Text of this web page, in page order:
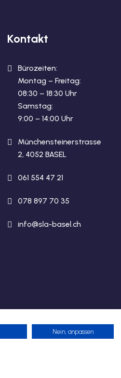
Kontakt
Bürozeiten:
Montag – Freitag:
08:30 – 18:30 Uhr
Samstag:
9:00 – 14:00 Uhr
Münchensteinerstrasse
2, 4052 BASEL
061 554 47 21
078 897 70 35
info@sla-basel.ch
Nein, anpassen